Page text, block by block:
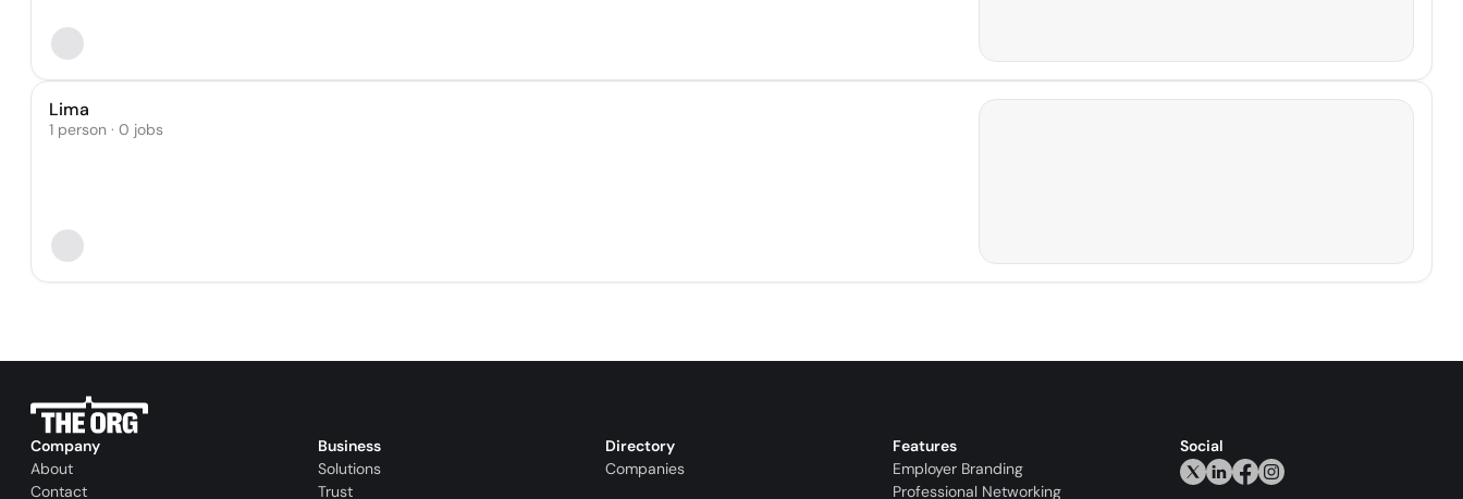
Lima
1 person · 0 jobs
Company
About
Contact
Business
Solutions
Trust
Directory
Companies
Features
Employer Branding
Professional Networking
Social